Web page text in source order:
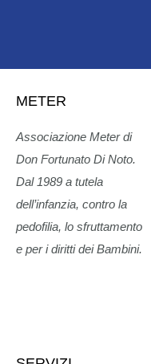
METER
Associazione Meter di
Don Fortunato Di Noto.
Dal 1989 a tutela
dell’infanzia, contro la
pedofilia, lo sfruttamento
e per i diritti dei Bambini.